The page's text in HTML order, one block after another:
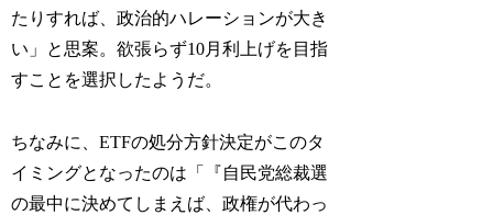
たりすれば、政治的ハレーションが大き
い」と思案。欲張らず10月利上げを目指
すことを選択したようだ。
ちなみに、ETFの処分方針決定がこのタ
イミングとなったのは「『自民党総裁選
の最中に決めてしまえば、政権が代わっ